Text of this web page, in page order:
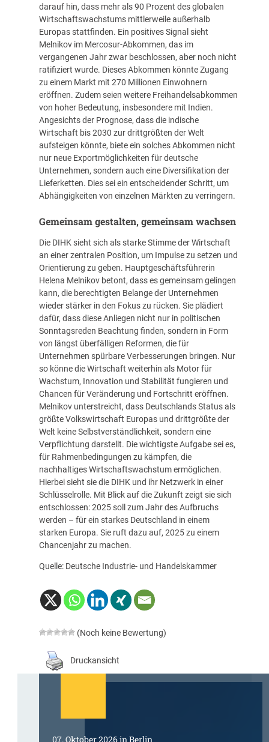
darauf hin, dass mehr als 90 Prozent des globalen
Wirtschaftswachstums mittlerweile außerhalb
Europas stattfinden. Ein positives Signal sieht
Melnikov im Mercosur-Abkommen, das im
vergangenen Jahr zwar beschlossen, aber noch nicht
ratifiziert wurde. Dieses Abkommen könnte Zugang
zu einem Markt mit 270 Millionen Einwohnern
eröffnen. Zudem seien weitere Freihandelsabkommen
von hoher Bedeutung, insbesondere mit Indien.
Angesichts der Prognose, dass die indische
Wirtschaft bis 2030 zur drittgrößten der Welt
aufsteigen könnte, biete ein solches Abkommen nicht
nur neue Exportmöglichkeiten für deutsche
Unternehmen, sondern auch eine Diversifikation der
Lieferketten. Dies sei ein entscheidender Schritt, um
Abhängigkeiten von einzelnen Märkten zu verringern.
Gemeinsam gestalten, gemeinsam wachsen
Die DIHK sieht sich als starke Stimme der Wirtschaft
an einer zentralen Position, um Impulse zu setzen und
Orientierung zu geben. Hauptgeschäftsführerin
Helena Melnikov betont, dass es gemeinsam gelingen
kann, die berechtigten Belange der Unternehmen
wieder stärker in den Fokus zu rücken. Sie plädiert
dafür, dass diese Anliegen nicht nur in politischen
Sonntagsreden Beachtung finden, sondern in Form
von längst überfälligen Reformen, die für
Unternehmen spürbare Verbesserungen bringen. Nur
so könne die Wirtschaft weiterhin als Motor für
Wachstum, Innovation und Stabilität fungieren und
Chancen für Veränderung und Fortschritt eröffnen.
Melnikov unterstreicht, dass Deutschlands Status als
größte Volkswirtschaft Europas und drittgrößte der
Welt keine Selbstverständlichkeit, sondern eine
Verpflichtung darstellt. Die wichtigste Aufgabe sei es,
für Rahmenbedingungen zu kämpfen, die
nachhaltiges Wirtschaftswachstum ermöglichen.
Hierbei sieht sie die DIHK und ihr Netzwerk in einer
Schlüsselrolle. Mit Blick auf die Zukunft zeigt sie sich
entschlossen: 2025 soll zum Jahr des Aufbruchs
werden – für ein starkes Deutschland in einem
starken Europa. Sie ruft dazu auf, 2025 zu einem
Chancenjahr zu machen.
Quelle: Deutsche Industrie- und Handelskammer
(Noch keine Bewertung)
Druckansicht
07. Oktober 2026 in Berlin